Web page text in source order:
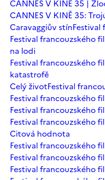
CANNES V KINĚ 35 |
CANNES V KINĚ 35:
Caravaggiův stínFestival
Festival francouzského
na lodi
Festival francouzského
katastrofě
Celý životFestival
Festival francouzského
Festival francouzského
Festival francouzského
Citová hodnota
Festival francouzského
Festival francouzského
Festival francouzského